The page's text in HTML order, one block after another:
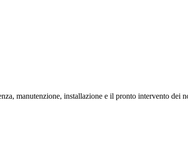
manutenzione, installazione e il pronto intervento dei